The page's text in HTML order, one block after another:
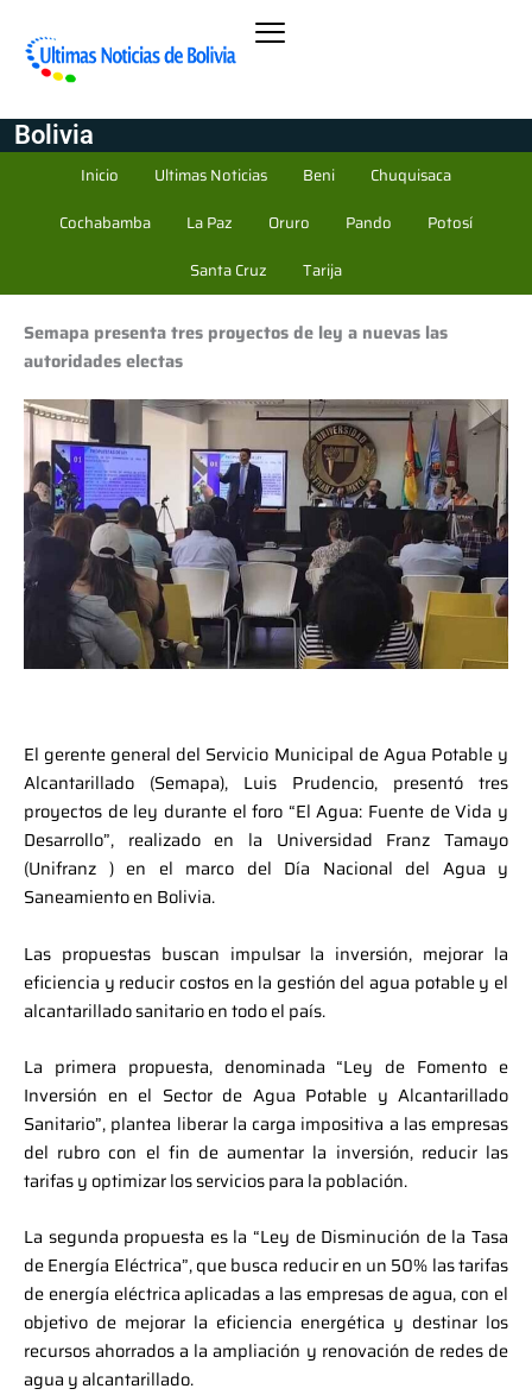
Bolivia
Inicio Ultimas Noticias Beni
Chuquisaca
Cochabamba
La Paz Oruro Pando
Potosí
Santa Cruz
Tarija
Semapa presenta tres proyectos de ley a nuevas las
autoridades electas
El gerente general del Servicio Municipal de Agua Potable y
Alcantarillado (Semapa), Luis Prudencio, presentó tres
proyectos de ley durante el foro “El Agua: Fuente de Vida y
Desarrollo”, realizado en la Universidad Franz Tamayo
(Unifranz ) en el marco del Día Nacional del Agua y
Saneamiento en Bolivia.
Las propuestas buscan impulsar la inversión, mejorar la
eficiencia y reducir costos en la gestión del agua potable y el
alcantarillado sanitario en todo el país.
La primera propuesta, denominada “Ley de Fomento e
Inversión en el Sector de Agua Potable y Alcantarillado
Sanitario”, plantea liberar la carga impositiva a las empresas
del rubro con el fin de aumentar la inversión, reducir las
tarifas y optimizar los servicios para la población.
La segunda propuesta es la “Ley de Disminución de la Tasa
de Energía Eléctrica”, que busca reducir en un 50% las tarifas
de energía eléctrica aplicadas a las empresas de agua, con el
objetivo de mejorar la eficiencia energética y destinar los
recursos ahorrados a la ampliación y renovación de redes de
agua y alcantarillado.